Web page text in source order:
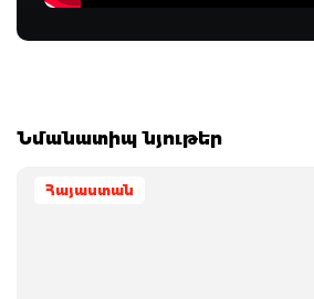
Նմանատիպ նյութեր
Հայաստան